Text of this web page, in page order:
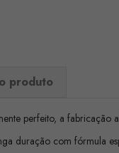
produto
perfeito, a
duração com fórmula